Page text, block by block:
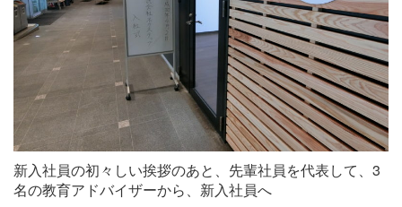
新入社員の初々しい挨拶のあと、先輩社員を代表して、3
名の教育アドバイザーから、新入社員へ